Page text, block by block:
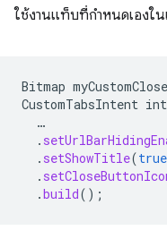
ใช้งานแท็บที่กำหนดเองใ
Bitmap
CustomTabsIntent
…
.
. setShowTitle(true
.
.build();